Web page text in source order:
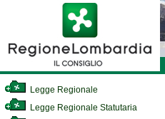
Legge Regionale
Legge Regionale Statutaria